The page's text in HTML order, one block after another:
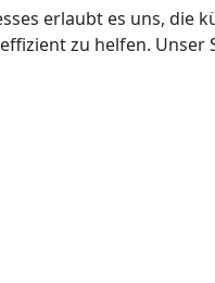
erlaubt es uns, die
zu helfen. Unser